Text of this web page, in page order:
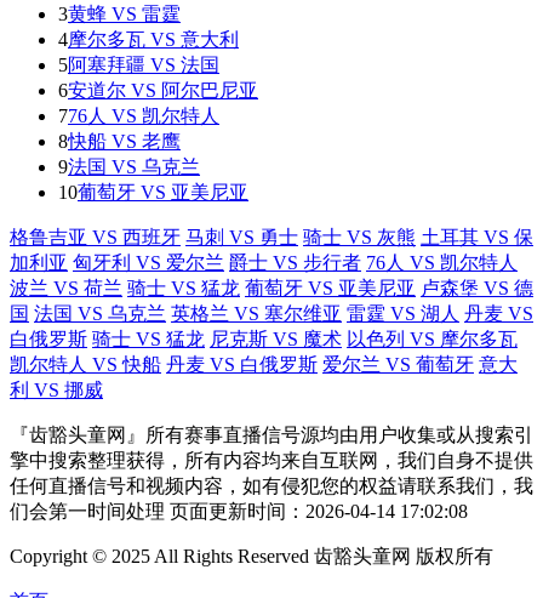
3黄蜂 VS 雷霆
4摩尔多瓦 VS 意大利
5阿塞拜疆 VS 法国
6安道尔 VS 阿尔巴尼亚
776人 VS 凯尔特人
8快船 VS 老鹰
9法国 VS 乌克兰
10葡萄牙 VS 亚美尼亚
格鲁吉亚 VS 西班牙 马刺 VS 勇士 骑士 VS 灰熊 土耳其 VS 保
加利亚 匈牙利 VS 爱尔兰 爵士 VS 步行者 76人 VS 凯尔特人
波兰 VS 荷兰 骑士 VS 猛龙 葡萄牙 VS 亚美尼亚 卢森堡 VS 德
国 法国 VS 乌克兰 英格兰 VS 塞尔维亚 雷霆 VS 湖人 丹麦 VS
白俄罗斯 骑士 VS 猛龙 尼克斯 VS 魔术 以色列 VS 摩尔多瓦
凯尔特人 VS 快船 丹麦 VS 白俄罗斯 爱尔兰 VS 葡萄牙 意大
利 VS 挪威
『齿豁头童网』所有赛事直播信号源均由用户收集或从搜索引
擎中搜索整理获得，所有内容均来自互联网，我们自身不提供
任何直播信号和视频内容，如有侵犯您的权益请联系我们，我
们会第一时间处理 页面更新时间：2026-04-14 17:02:08
Copyright © 2025 All Rights Reserved 齿豁头童网 版权所有